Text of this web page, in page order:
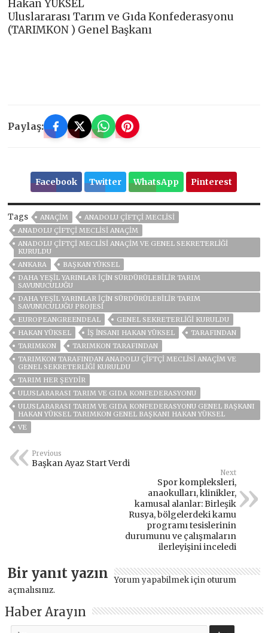
Hakan YÜKSEL
Uluslararası Tarım ve Gıda Konfederasyonu
(TARIMKON ) Genel Başkanı
Paylaş:
Facebook Twitter WhatsApp Pinterest
Tags ANAÇİM
ANADOLU ÇİFTÇİ MECLİSİ
ANADOLU ÇİFTÇİ MECLİSİ ANAÇİM
ANADOLU ÇİFTÇİ MECLİSİ ANAÇİM VE GENEL SEKRETERLİĞİ
KURULDU
ANKARA
BAŞKAN YÜKSEL
DAHA YEŞIL YARINLAR İÇIN SÜRDÜRÜLEBILIR TARIM
SAVUNUCULUĞU
DAHA YEŞIL YARINLAR İÇIN SÜRDÜRÜLEBILIR TARIM
SAVUNUCULUĞU PROJESI
EUROPEANGREENDEAL
GENEL SEKRETERLİĞİ KURULDU
HAKAN YÜKSEL
IŞ INSANI HAKAN YÜKSEL
TARAFINDAN
TARIMKON
TARIMKON TARAFINDAN
TARIMKON TARAFINDAN ANADOLU ÇİFTÇİ MECLİSİ ANAÇİM VE
GENEL SEKRETERLİĞİ KURULDU
TARIM HER ŞEYDIR
ULUSLARARASI TARIM VE GIDA KONFEDERASYONU
ULUSLARARASI TARIM VE GIDA KONFEDERASYONU GENEL BAŞKANI
HAKAN YÜKSEL TARIMKON GENEL BAŞKANI HAKAN YÜKSEL
VE
Previous
Başkan Ayaz Start Verdi
Next
Spor kompleksleri,
anaokulları, klinikler,
kamusal alanlar: Birleşik
Rusya, bölgelerdeki kamu
programı tesislerinin
durumunu ve çalışmaların
ilerleyişini inceledi
Bir yanıt yazın Yorum yapabilmek için oturum
açmalısınız.
Haber Arayın